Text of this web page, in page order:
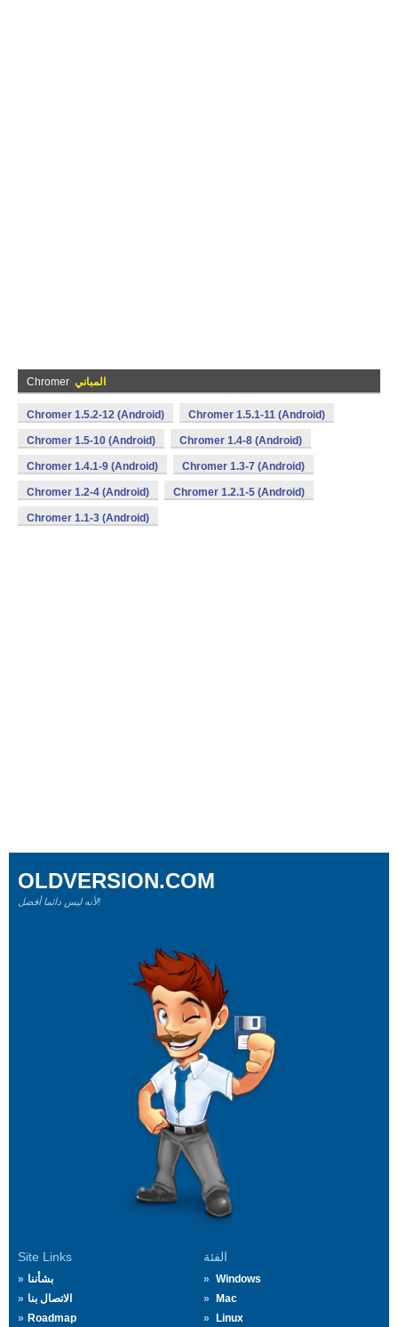
Chromer المباني
Chromer 1.5.2-12 (Android) Chromer 1.5.1-11 (Android)
Chromer 1.5-10 (Android) Chromer 1.4-8 (Android)
Chromer 1.4.1-9 (Android) Chromer 1.3-7 (Android)
Chromer 1.2-4 (Android) Chromer 1.2.1-5 (Android)
Chromer 1.1-3 (Android)
Site Links
بشأننا
الاتصال بنا
Roadmap
الفئة
Windows
Mac
Linux
OLDVERSION.COM
لأنه ليس دائما أفضل!